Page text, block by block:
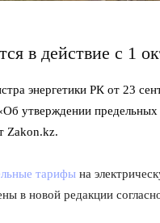
в действие с 1
энергетики РК от 23
утверждении
Zakon.kz.
тарифы на
в новой редакции